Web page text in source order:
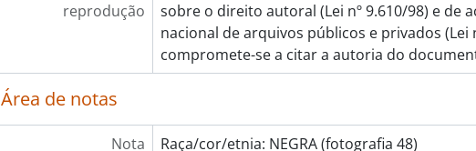
reprodução
sobre o direito autoral (Lei nº 9.610/98) e de
nacional de arquivos públicos e privados (Lei
compromete-se a citar a autoria do
Área de notas
Nota Raça/cor/etnia: NEGRA (fotografia 48)